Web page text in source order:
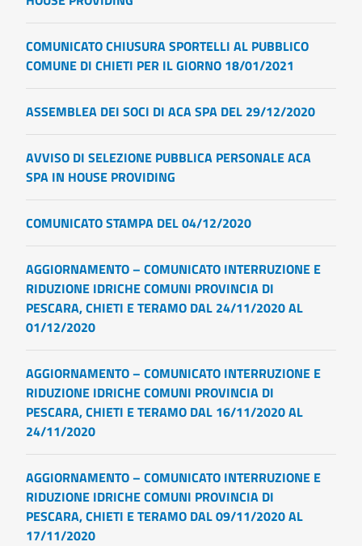
COMUNICATO CHIUSURA SPORTELLI AL PUBBLICO
COMUNE DI CHIETI PER IL GIORNO 18/01/2021
ASSEMBLEA DEI SOCI DI ACA SPA DEL 29/12/2020
AVVISO DI SELEZIONE PUBBLICA PERSONALE ACA
SPA IN HOUSE PROVIDING
COMUNICATO STAMPA DEL 04/12/2020
AGGIORNAMENTO – COMUNICATO INTERRUZIONE E
RIDUZIONE IDRICHE COMUNI PROVINCIA DI
PESCARA, CHIETI E TERAMO DAL 24/11/2020 AL
01/12/2020
AGGIORNAMENTO – COMUNICATO INTERRUZIONE E
RIDUZIONE IDRICHE COMUNI PROVINCIA DI
PESCARA, CHIETI E TERAMO DAL 16/11/2020 AL
24/11/2020
AGGIORNAMENTO – COMUNICATO INTERRUZIONE E
RIDUZIONE IDRICHE COMUNI PROVINCIA DI
PESCARA, CHIETI E TERAMO DAL 09/11/2020 AL
17/11/2020